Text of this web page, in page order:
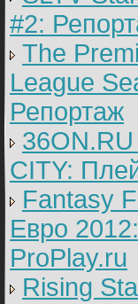
#2:
The
League
Репортаж
CITY:
Fantasy
Евро
ProPlay.ru
Rising